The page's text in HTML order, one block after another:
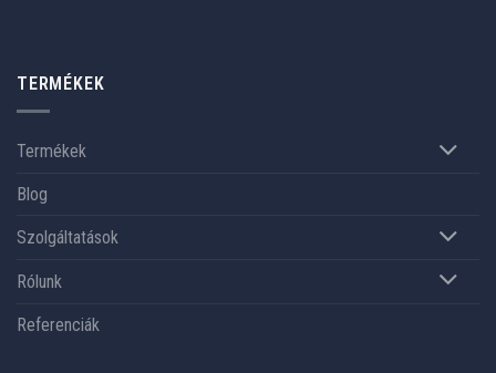
TERMÉKEK
Termékek
Blog
Szolgáltatások
Rólunk
Referenciák